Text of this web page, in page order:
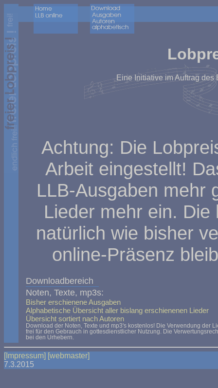
Eine Initiative im Auftrag
Achtung: Die
Arbeit eingestellt!
LLB-Ausgaben mehr
Lieder mehr ein.
natürlich wie bisher
online-Präsenz
Downloadbereich
Noten, Texte, mp3s:
Bisher erschienene Ausgaben
Alphabetische Übersicht aller bislang erschienenen Lieder
Übersicht sortiert nach Autoren
Download der Noten, Texte und mp3's kostenlos! Die Verwendung der
frei für den Gebrauch in gottesdienstlicher Nutzung. Die
bei den Urhebern.
[Impressum] [webmaster]
7.3.2015